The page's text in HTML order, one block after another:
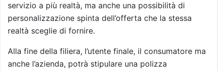
servizio a più realtà, ma anche una possibilità di
personalizzazione spinta dell’offerta che la stessa
realtà sceglie di fornire.
Alla fine della filiera, l’utente finale, il consumatore ma
anche l’azienda, potrà stipulare una polizza